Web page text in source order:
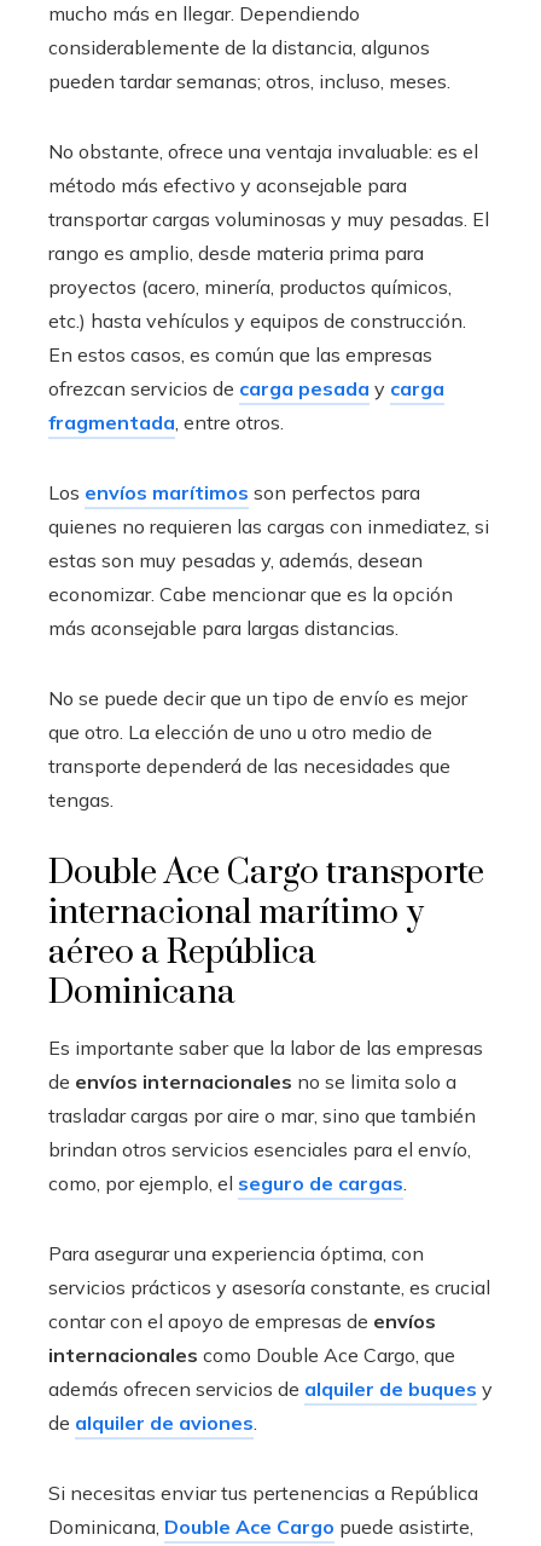
mucho más en llegar. Dependiendo
considerablemente de la distancia, algunos
pueden tardar semanas; otros, incluso, meses.
No obstante, ofrece una ventaja invaluable: es el
método más efectivo y aconsejable para
transportar cargas voluminosas y muy pesadas. El
rango es amplio, desde materia prima para
proyectos (acero, minería, productos químicos,
etc.) hasta vehículos y equipos de construcción.
En estos casos, es común que las empresas
ofrezcan servicios de carga pesada y carga
fragmentada , entre otros.
Los envíos marítimos son perfectos para
quienes no requieren las cargas con inmediatez, si
estas son muy pesadas y, además, desean
economizar. Cabe mencionar que es la opción
más aconsejable para largas distancias.
No se puede decir que un tipo de envío es mejor
que otro. La elección de uno u otro medio de
transporte dependerá de las necesidades que
tengas.
Double Ace Cargo transporte
internacional marítimo y
aéreo a República
Dominicana
Es importante saber que la labor de las empresas
de envíos internacionales no se limita solo a
trasladar cargas por aire o mar, sino que también
brindan otros servicios esenciales para el envío,
como, por ejemplo, el seguro de cargas
Para asegurar una experiencia óptima, con
servicios prácticos y asesoría constante, es crucial
contar con el apoyo de empresas de envíos
internacionales como Double Ace Cargo, que
además ofrecen servicios de alquiler de buques y
de alquiler de aviones
Si necesitas enviar tus pertenencias a República
Dominicana, Double Ace Cargo puede asistirte,